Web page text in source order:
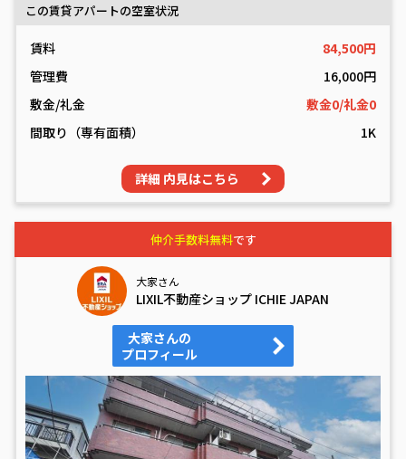
この賃貸アパートの空室状況
賃料
84,500円
管理費
16,000円
敷金/礼金
敷金0/礼金0
間取り（専有面積）
1K
詳細 内見はこちら
仲介手数料無料です
大家さん
LIXIL不動産ショップ ICHIE JAPAN
大家さんの
プロフィール